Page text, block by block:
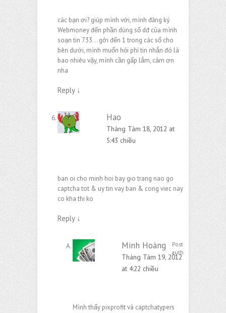
các bạn ơi? giúp mình với, mình đăng ký
Webmoney đến phần dùng số dđ của mình
soạn tin 733… gởi đến 1 trong các số cho
bên dưới, mình muốn hỏi phí tin nhắn đó là
bao nhiêu vậy, mình cần gấp lắm, cảm ơn
nha
Reply ↓
Hao
Tháng Tám 18, 2012 at
5:43 chiều
ban oi cho minh hoi bay gio trang nao go
captcha tot & uy tin vay ban & cong viec nay
co kha thi ko
Reply ↓
Minh Hoàng
Post
author
Tháng Tám 19, 2012
at 4:22 chiều
Mình thấy pixprofit và captchatypers